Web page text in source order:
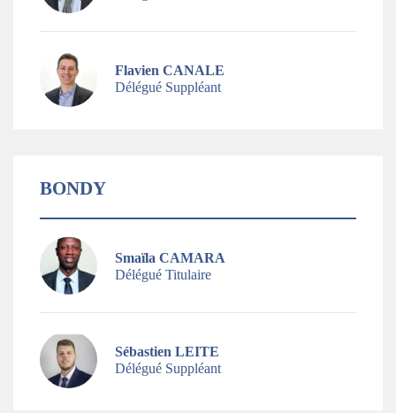
Flavien CANALE
Délégué Suppléant
BONDY
Smaïla CAMARA
Délégué Titulaire
Sébastien LEITE
Délégué Suppléant